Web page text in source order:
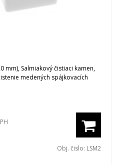
mm), Salmiakový čistiaci kamen,
medených spájkovacích
Obj. čislo: LSM2